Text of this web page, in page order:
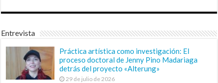
Entrevista
Práctica artística como investigación: El
proceso doctoral de Jenny Pino Madariaga
detrás del proyecto «Alterung»
29 de julio de 2026